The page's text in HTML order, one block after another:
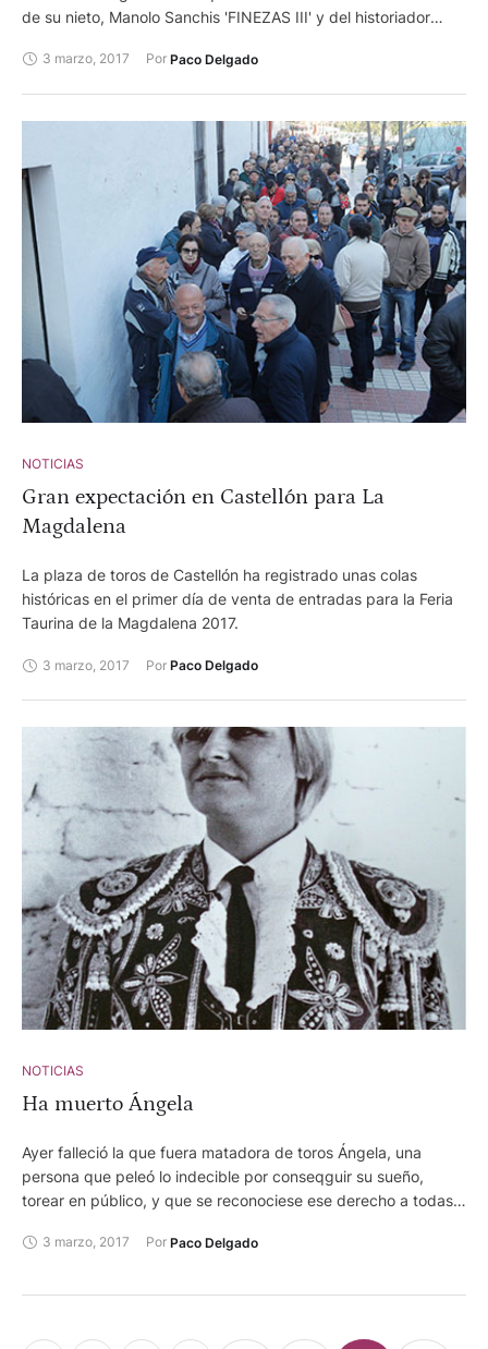
de su nieto, Manolo Sanchis 'FINEZAS III' y del historiador
3 marzo, 2017 Por Paco Delgado
NOTICIAS
Gran expectación en Castellón para La
Magdalena
La plaza de toros de Castellón ha registrado unas colas
históricas en el primer día de venta de entradas para la Feria
Taurina de la Magdalena 2017.
3 marzo, 2017 Por Paco Delgado
NOTICIAS
Ha muerto Ángela
Ayer falleció la que fuera matadora de toros Ángela, una
persona que peleó lo indecible por conseqguir su sueño,
torear en público, y que se reconociese ese derecho a todas
3 marzo, 2017 Por Paco Delgado